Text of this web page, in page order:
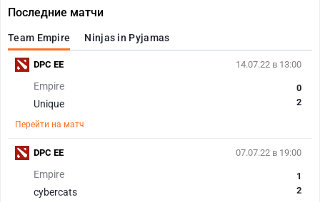
Последние матчи
Team Empire Ninjas in Pyjamas
14.07.22 в 13:00
Empire
Unique
0
2
Перейти на матч
DPC EE
07.07.22 в 19:00
Empire
cybercats
1
2
DPC EE